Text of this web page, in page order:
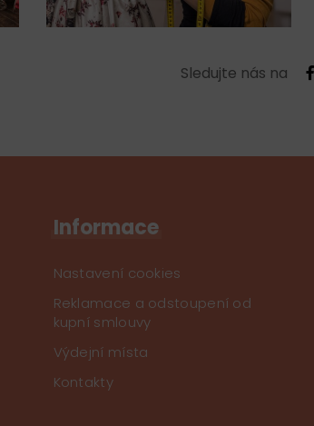
Sledujte nás na
Informace
Nastavení cookies
Reklamace a odstoupení od
kupní smlouvy
Výdejní místa
Kontakty